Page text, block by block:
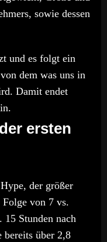
sowie dessen
und es folgt ein
dem was uns in
Damit endet
ersten
der größer
von 7 vs.
Stunden nach
über 2,8